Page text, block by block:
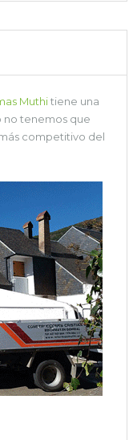
Muthitiene una
no tenemos que
competitivo del